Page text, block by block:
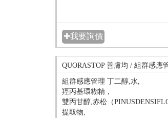
✚我要詢價
QUORASTOP 善膚均 / 組群感應
組群感應管理 丁二醇,水,
羥丙基環糊精，
雙丙甘醇,赤松（
提取物,